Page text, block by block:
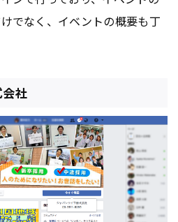
でなく、イベントの概要も丁
社